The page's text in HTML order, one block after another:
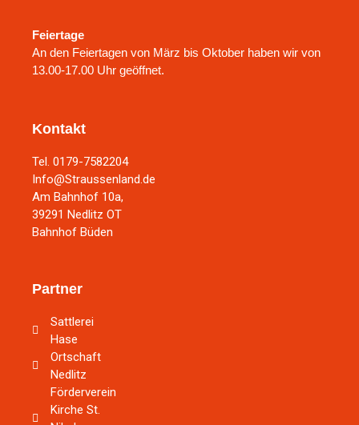
Kontakt
Tel. 0179-7582204
Info@Straussenland.de
Am Bahnhof 10a,
39291 Nedlitz OT
Bahnhof Büden
Partner
Sattlerei
Hase
Ortschaft
Nedlitz
Förderverein
Kirche St.
Feiertage
An den Feiertagen von März bis Oktober haben wir von
13.00-17.00 Uhr geöffnet.